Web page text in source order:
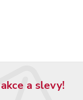
a slevy!